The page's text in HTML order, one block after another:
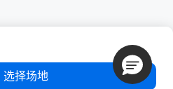
选择场地